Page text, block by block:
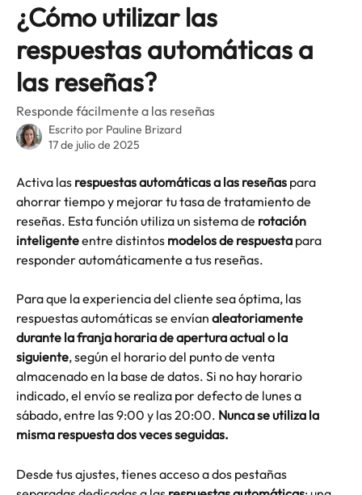
¿Cómo utilizar las
respuestas automáticas a
las reseñas?
Responde fácilmente a las reseñas
Escrito por Pauline Brizard
17 de julio de 2025
Activa las respuestas automáticas a las reseñas para
ahorrar tiempo y mejorar tu tasa de tratamiento de
reseñas. Esta función utiliza un sistema de rotación
inteligente entre distintos modelos de respuesta para
responder automáticamente a tus reseñas.
Para que la experiencia del cliente sea óptima, las
respuestas automáticas se envían aleatoriamente
durante la franja horaria de apertura actual o la
siguiente, según el horario del punto de venta
almacenado en la base de datos. Si no hay horario
indicado, el envío se realiza por defecto de lunes a
sábado, entre las 9:00 y las 20:00. Nunca se utiliza la
misma respuesta dos veces seguidas.
Desde tus ajustes, tienes acceso a dos pestañas